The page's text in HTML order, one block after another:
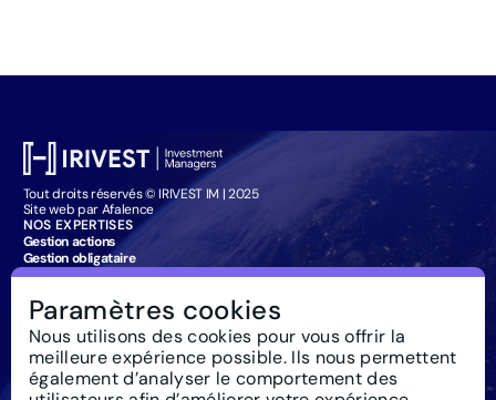
Tout droits réservés © IRIVEST IM | 2025
Site web par Afalence
NOS EXPERTISES
Gestion actions
Gestion obligataire
Management Company Services
IRIVEST IM
À propos
Investissement
responsable
Actualités
Règlementation
Paramètres cookies
Nous utilisons des cookies pour vous offrir la
meilleure expérience possible. Ils nous permettent
également d’analyser le comportement des